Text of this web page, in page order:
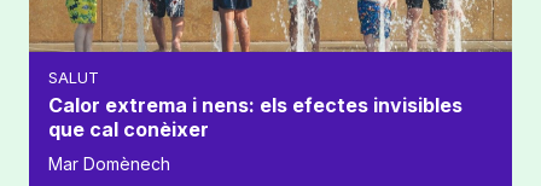
SALUT
Calor extrema i nens: els efectes invisibles
que cal conèixer
Mar Domènech